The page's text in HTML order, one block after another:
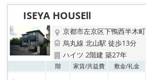
ISEYA HOUSEⅡ
京都市左京区下鴨西半木町
烏丸線 北山駅 徒歩13分
ハイツ 2階建 築27年
階 家賃/共益費 敷金/礼金